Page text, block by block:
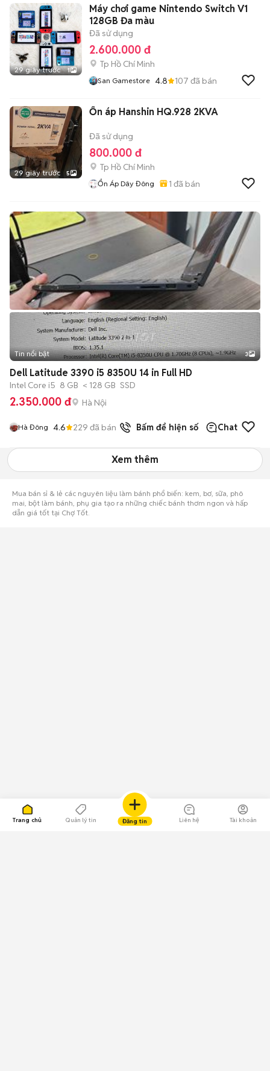
Trang chủ Quản lý tin Đăng tin Liên hệ Tài khoản
29 giây trước 1
Máy chơi game Nintendo Switch V1
128GB Đa màu
Đã sử dụng
2.600.000 đ
Tp Hồ Chí Minh
San Gamestore 4.8 107 đã bán
29 giây trước 5
Ổn áp Hanshin HQ.928 2KVA
Đã sử dụng
800.000 đ
Tp Hồ Chí Minh
Ổn Áp Dây Đông 1 đã bán
Tin nổi bật 3
Dell Latitude 3390 i5 8350U 14 in Full HD
Intel Core i5 8 GB < 128 GB SSD
2.350.000 đ Hà Nội
Hà Đông 4.6 229 đã bán Bấm để hiện số Chat
Xem thêm
Mua bán sỉ & lẻ các nguyên liệu làm bánh phổ biến: kem, bơ, sữa, phô
mai, bột làm bánh, phụ gia tạo ra những chiếc bánh thơm ngon và hấp
dẫn giá tốt tại Chợ Tốt.